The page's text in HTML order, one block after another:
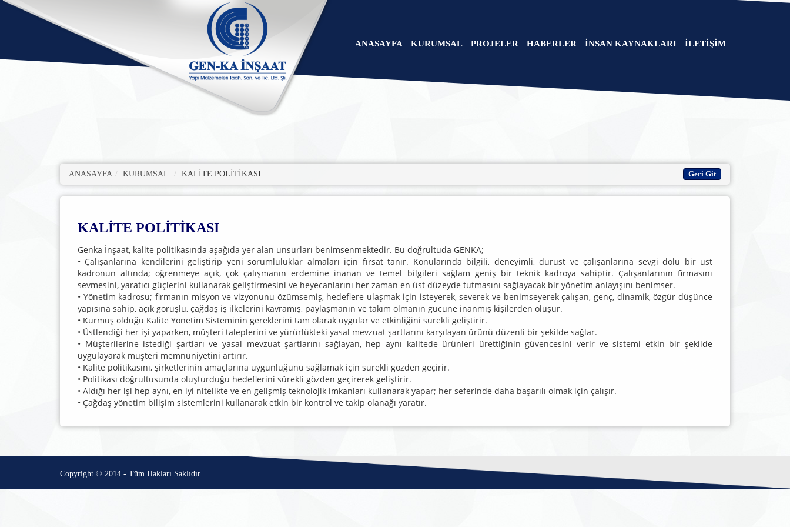
ANASAYFA KURUMSAL PROJELER HABERLER İNSAN KAYNAKLARI İLETİŞİM
ANASAYFA KURUMSAL KALİTE POLİTİKASI
KALİTE POLİTİKASI
Genka İnşaat, kalite politikasında aşağıda yer alan unsurları benimsenmektedir. Bu doğrultuda GENKA;
• Çalışanlarına kendilerini geliştirip yeni sorumluluklar almaları için fırsat tanır. Konularında bilgili, deneyimli, dürüst ve çalışanlarına sevgi dolu bir üst
kadronun altında; öğrenmeye açık, çok çalışmanın erdemine inanan ve temel bilgileri sağlam geniş bir teknik kadroya sahiptir. Çalışanlarının firmasını
sevmesini, yaratıcı güçlerini kullanarak geliştirmesini ve heyecanlarını her zaman en üst düzeyde tutmasını sağlayacak bir yönetim anlayışını benimser.
• Yönetim kadrosu; firmanın misyon ve vizyonunu özümsemiş, hedeflere ulaşmak için isteyerek, severek ve benimseyerek çalışan, genç, dinamik, özgür düşünce
yapısına sahip, açık görüşlü, çağdaş iş ilkelerini kavramış, paylaşmanın ve takım olmanın gücüne inanmış kişilerden oluşur.
• Kurmuş olduğu Kalite Yönetim Sisteminin gereklerini tam olarak uygular ve etkinliğini sürekli geliştirir.
• Üstlendiği her işi yaparken, müşteri taleplerini ve yürürlükteki yasal mevzuat şartlarını karşılayan ürünü düzenli bir şekilde sağlar.
• Müşterilerine istediği şartları ve yasal mevzuat şartlarını sağlayan, hep aynı kalitede ürünleri ürettiğinin güvencesini verir ve sistemi etkin bir şekilde
uygulayarak müşteri memnuniyetini artırır.
• Kalite politikasını, şirketlerinin amaçlarına uygunluğunu sağlamak için sürekli gözden geçirir.
• Politikası doğrultusunda oluşturduğu hedeflerini sürekli gözden geçirerek geliştirir.
• Aldığı her işi hep aynı, en iyi nitelikte ve en gelişmiş teknolojik imkanları kullanarak yapar; her seferinde daha başarılı olmak için çalışır.
• Çağdaş yönetim bilişim sistemlerini kullanarak etkin bir kontrol ve takip olanağı yaratır.
Copyright © 2014 - Tüm Hakları Saklıdır